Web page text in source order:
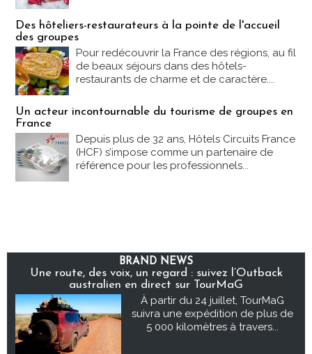
Des hôteliers-restaurateurs à la pointe de l'accueil
des groupes
Pour redécouvrir la France des régions, au fil
de beaux séjours dans des hôtels-
restaurants de charme et de caractère....
Un acteur incontournable du tourisme de groupes en
France
Depuis plus de 32 ans, Hôtels Circuits France
(HCF) s’impose comme un partenaire de
référence pour les professionnels...
BRAND NEWS
Une route, des voix, un regard : suivez l’Outback
australien en direct sur TourMaG
À partir du 24 juillet, TourMaG
suivra une expédition de plus de
5 000 kilomètres à travers...